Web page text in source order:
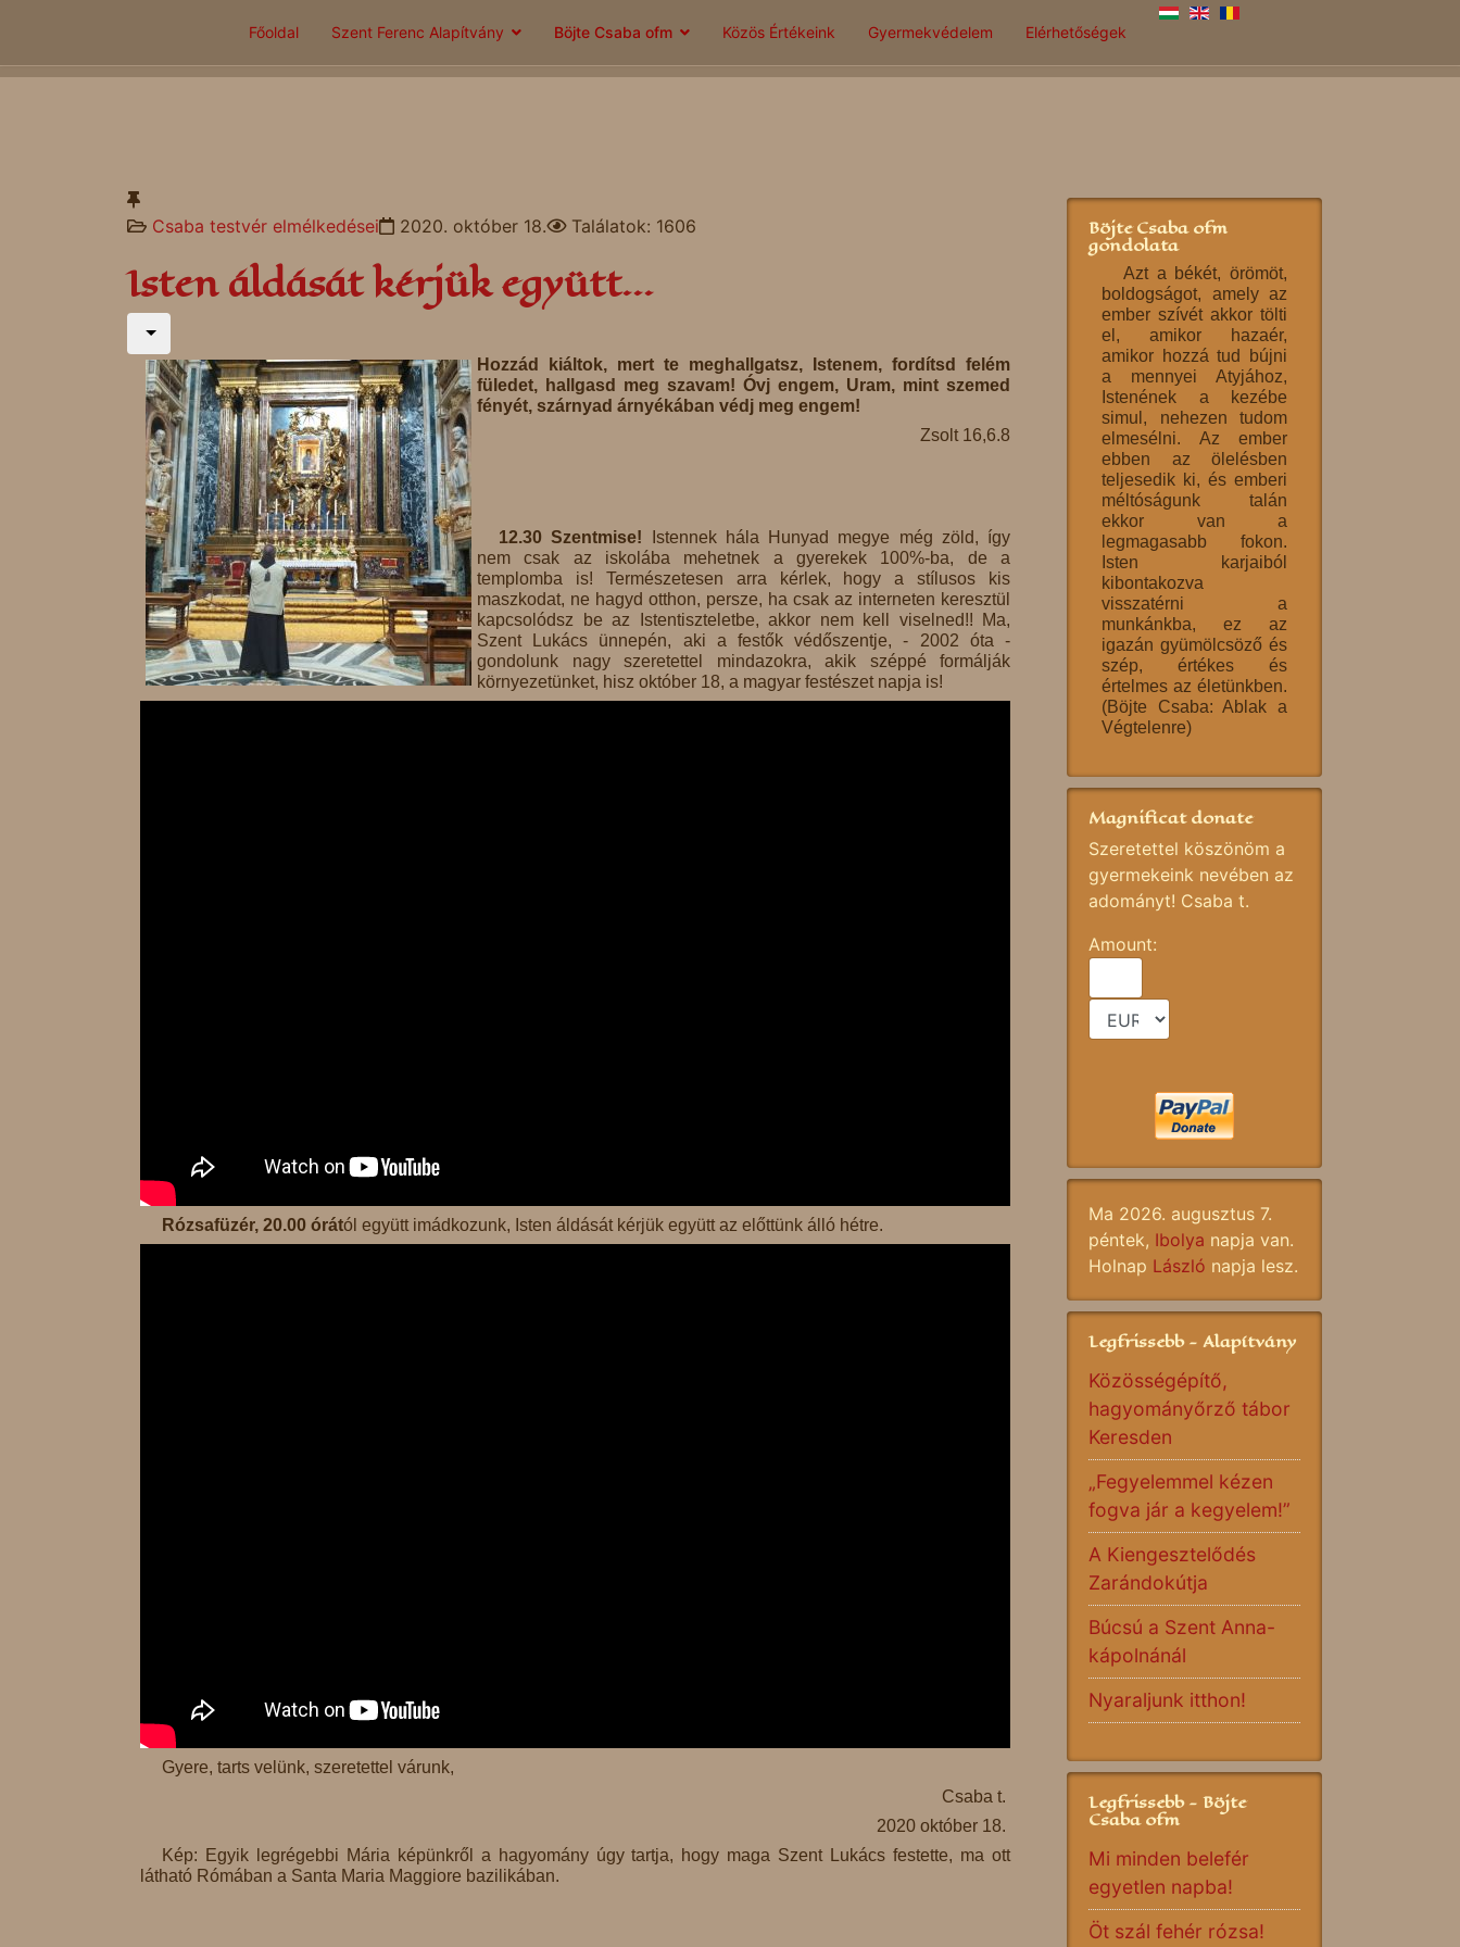
Főoldal Szent Ferenc Alapítvány Böjte Csaba ofm Közös Értékeink Gyermekvédelem Elérhetőségek
Csaba testvér elmélkedései 2020. október 18. Találatok: 1606
Isten áldását kérjük együtt...
Hozzád kiáltok, mert te meghallgatsz, Istenem, fordítsd felém
füledet, hallgasd meg szavam! Óvj engem, Uram, mint szemed
fényét, szárnyad árnyékában védj meg engem!
Zsolt 16,6.8
12.30 Szentmise! Istennek hála Hunyad megye még zöld, így
nem csak az iskolába mehetnek a gyerekek 100%-ba, de a
templomba is! Természetesen arra kérlek, hogy a stílusos kis
maszkodat, ne hagyd otthon, persze, ha csak az interneten keresztül
kapcsolódsz be az Istentiszteletbe, akkor nem kell viselned!! Ma,
Szent Lukács ünnepén, aki a festők védőszentje, - 2002 óta -
gondolunk nagy szeretettel mindazokra, akik széppé formálják
környezetünket, hisz október 18, a magyar festészet napja is!
Rózsafüzér, 20.00 órától együtt imádkozunk, Isten áldását kérjük együtt az előttünk álló hétre.
Gyere, tarts velünk, szeretettel várunk,
Csaba t.
2020 október 18.
Kép: Egyik legrégebbi Mária képünkről a hagyomány úgy tartja, hogy maga Szent Lukács festette, ma ott
látható Rómában a Santa Maria Maggiore bazilikában.
Böjte Csaba ofm
gondolata
Azt a békét, örömöt,
boldogságot, amely az
ember szívét akkor tölti
el, amikor hazaér,
amikor hozzá tud bújni
a mennyei Atyjához,
Istenének a kezébe
simul, nehezen tudom
elmesélni. Az ember
ebben az ölelésben
teljesedik ki, és emberi
méltóságunk talán
ekkor van a
legmagasabb fokon.
Isten karjaiból
kibontakozva
visszatérni a
munkánkba, ez az
igazán gyümölcsöző és
szép, értékes és
értelmes az életünkben.
(Böjte Csaba: Ablak a
Végtelenre)
Magnificat donate
Szeretettel köszönöm a
gyermekeink nevében az
adományt! Csaba t.
Amount:
Ma 2026. augusztus 7.
péntek, Ibolya napja van.
Holnap László napja lesz.
Legfrissebb - Alapítvány
Közösségépítő,
hagyományőrző tábor
Keresden
„Fegyelemmel kézen
fogva jár a kegyelem!”
A Kiengesztelődés
Zarándokútja
Búcsú a Szent Anna-
kápolnánál
Nyaraljunk itthon!
Legfrissebb - Böjte
Csaba ofm
Mi minden belefér
egyetlen napba!
Öt szál fehér rózsa!